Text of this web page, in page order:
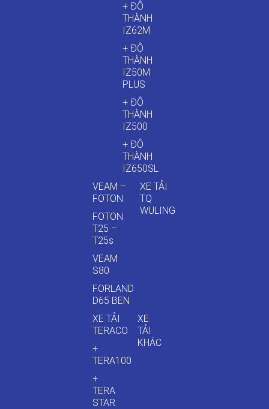
+ ĐÔ
THÀNH
IZ62M
+ ĐÔ
THÀNH
IZ50M
PLUS
+ ĐÔ
THÀNH
IZ500
+ ĐÔ
THÀNH
IZ650SL
VEAM –
FOTON
FOTON
T25 –
T25s
VEAM
S80
FORLAND
D65 BEN
XE TẢI
TQ
WULING
XE TẢI
TERACO
+
TERA100
+
TERA
STAR
XE
TẢI
KHÁC